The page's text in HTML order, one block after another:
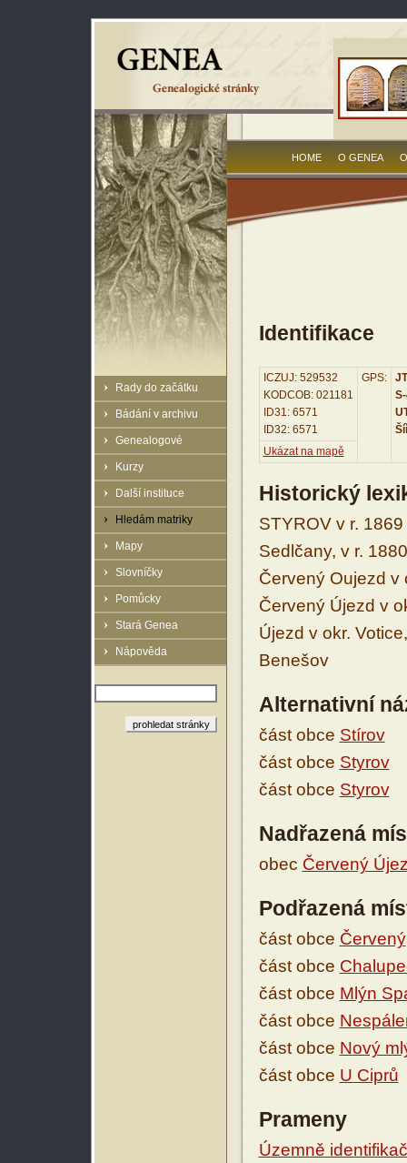
Rady do začátku
Bádání v archivu
Genealogové
Kurzy
Další instituce
Hledám matriky
Mapy
Slovníčky
Pomůcky
Stará Genea
Nápověda
HOME O GENEA
Identifikace
ICZUJ: 529532
KODCOB: 021181
ID31: 6571
ID32: 6571
GPS:
Ukázat na mapě
Historický
STYROV v r.
Sedlčany, v r.
Červený Oujezd v
Červený Újezd v
Újezd v okr.
Benešov
Alternativní
část obce Stírov
část obce Styrov
část obce Styrov
Nadřazená
obec Červený
Podřazená
část obce Červený
část obce
část obce Mlýn
část obce
část obce Nový
část obce U Ciprů
Prameny
Územně